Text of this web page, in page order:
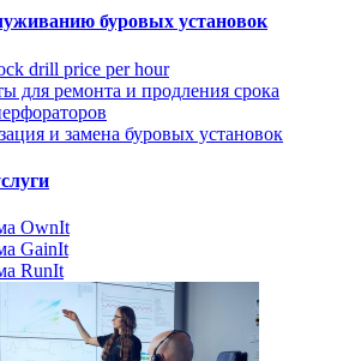
буровых установок
drill price per hour
для ремонта и продления срока
и замена буровых установок
OwnIt
GainIt
RunIt